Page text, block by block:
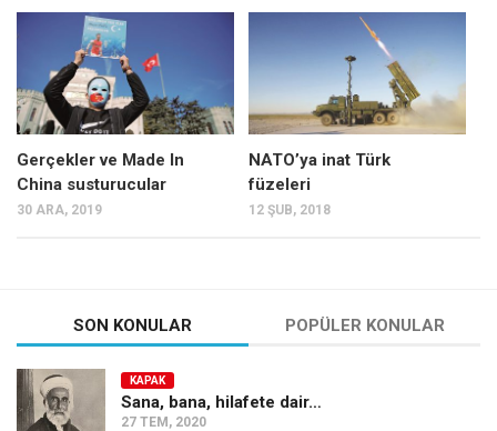
Gerçekler ve Made In
China susturucular
30 ARA, 2019
NATO’ya inat Türk
füzeleri
12 ŞUB, 2018
SON KONULAR POPÜLER KONULAR
KAPAK
Sana, bana, hilafete dair…
27 TEM, 2020